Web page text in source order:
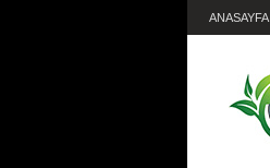
ANASAYFA